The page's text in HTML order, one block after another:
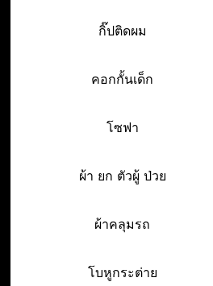
กิ๊ปติดผม
คอกกั้นเด็ก
โซฟา
ผ้า ยก ตัวผู้ ป่วย
ผ้าคลุมรถ
โบหูกระต่าย